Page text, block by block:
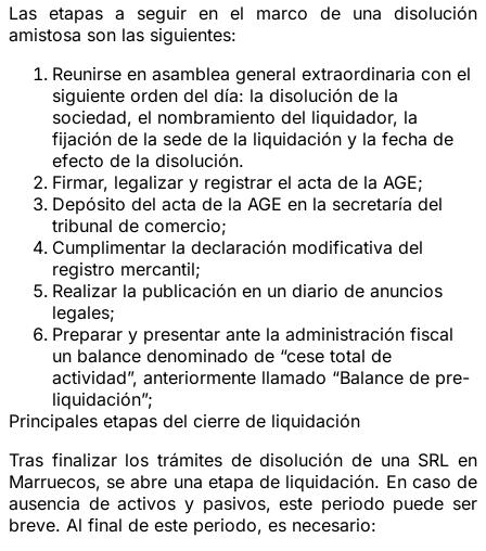
Las etapas a seguir en el marco de una disolución
amistosa son las siguientes:
Reunirse en asamblea general extraordinaria con el
siguiente orden del día: la disolución de la
sociedad, el nombramiento del liquidador, la
fijación de la sede de la liquidación y la fecha de
efecto de la disolución.
Firmar, legalizar y registrar el acta de la AGE;
Depósito del acta de la AGE en la secretaría del
tribunal de comercio;
Cumplimentar la declaración modificativa del
registro mercantil;
Realizar la publicación en un diario de anuncios
legales;
Preparar y presentar ante la administración fiscal
un balance denominado de “cese total de
actividad”, anteriormente llamado “Balance de pre-
liquidación”;
Principales etapas del cierre de liquidación
Tras finalizar los trámites de disolución de una SRL en
Marruecos, se abre una etapa de liquidación. En caso de
ausencia de activos y pasivos, este periodo puede ser
breve. Al final de este periodo, es necesario: